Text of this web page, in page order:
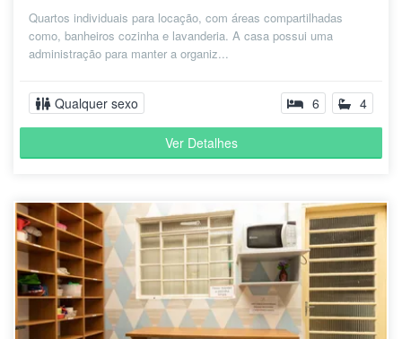
Quartos individuais para locação, com áreas compartilhadas
como, banheiros cozinha e lavanderia. A casa possui uma
administração para manter a organiz...
Qualquer sexo 6 4
Ver Detalhes